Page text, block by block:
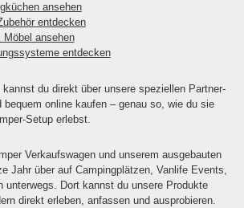
ansehen
entdecken
Möbel ansehen
entdecken
du direkt über unsere speziellen Partner-
bequem online kaufen – genau so, wie du sie
Setup erlebst.
Verkaufswagen und unserem ausgebauten
Jahr über auf Campingplätzen, Vanlife Events,
unterwegs. Dort kannst du unsere Produkte
direkt erleben, anfassen und ausprobieren.